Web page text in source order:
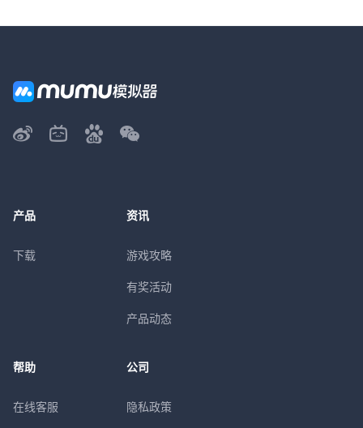
产品
下载
资讯
游戏攻略
有奖活动
产品动态
帮助
在线客服
公司
隐私政策